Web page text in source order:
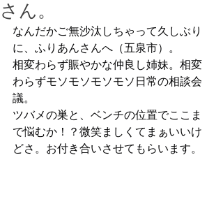
さん。
なんだかご無沙汰しちゃって久しぶり
に、ふりあんさんへ（五泉市）。
相変わらず賑やかな仲良し姉妹。相変
わらずモソモソモソモソ日常の相談会
議。
ツバメの巣と、ベンチの位置でここま
で悩むか！？微笑ましくてまぁいいけ
どさ。お付き合いさせてもらいます。